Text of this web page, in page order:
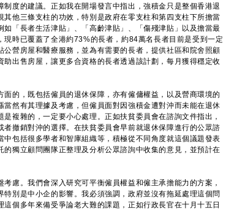
度的建議。正如我在開場發言中指出，強積金只是整個香港退
他三條支柱的功效，特別是政府在零支柱和第四支柱下所擔當
「長者生活津貼」、「高齡津貼」、「傷殘津貼」以及擔當最
時已覆蓋了全港約73%的長者，約84萬名長者目前是受到一定
營房屋和醫療服務，並為有需要的長者，提供社區和院舍照顧
出售房屋，讓更多合資格的長者透過該計劃，每月獲得穩定收
的，既包括僱員的退休保障，亦有僱傭權益，以及營商環境的
然有其理據及考慮，但僱員面對因強積金遭對沖而未能在退休
複雜的，一定要小心處理。正如扶貧委員會在諮詢文件指出，
撤銷對沖的選擇。在扶貧委員會早前就退休保障進行的公眾諮
包括很多學者和智庫組織等，積極從不同角度就這個議題發表
獨立顧問團隊正整理及分析公眾諮詢中收集的意見，並預計在
。我們會深入研究可平衡僱員權益和僱主承擔能力的方案，
別是中小企的影響。我必須強調，政府並沒有拖延處理這個問
個多年來備受爭論老大難的課題，正如行政長官在十月十五日